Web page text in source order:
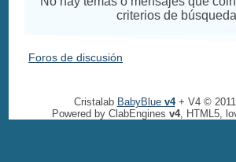
criterios de búsqueda
Foros de discusión
Cristalab BabyBlue v4+ V4 © 2011
Powered by ClabEngines v4, HTML5,